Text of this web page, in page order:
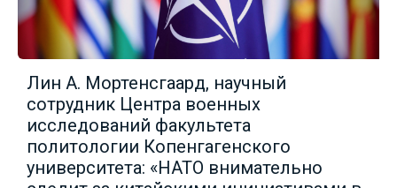
Лин А. Мортенсгаард, научный
сотрудник Центра военных
исследований факультета
политологии Копенгагенского
университета: «НАТО внимательно